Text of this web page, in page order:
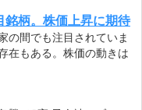
銘柄。株価上昇に期待
の間でも注目されていま
在もある。株価の動きは